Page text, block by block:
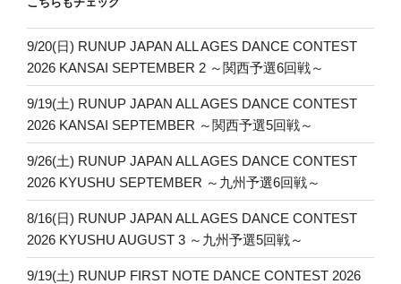
9/20(日) RUNUP JAPAN ALL AGES DANCE CONTEST
2026 KANSAI SEPTEMBER 2 ～関西予選6回戦～
9/19(土) RUNUP JAPAN ALL AGES DANCE CONTEST
2026 KANSAI SEPTEMBER ～関西予選5回戦～
9/26(土) RUNUP JAPAN ALL AGES DANCE CONTEST
2026 KYUSHU SEPTEMBER ～九州予選6回戦～
8/16(日) RUNUP JAPAN ALL AGES DANCE CONTEST
2026 KYUSHU AUGUST 3 ～九州予選5回戦～
9/19(土) RUNUP FIRST NOTE DANCE CONTEST 2026